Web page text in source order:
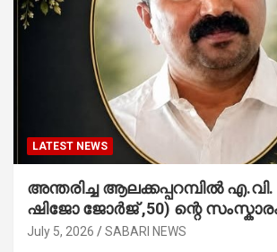
LATEST NEWS
അന്തരിച്ച ആ​ല​ക്ക​പ്പ​റമ്പിൽ​
ഷിജോ ജോർജ് ,50) ന്റെ
July 5, 2026 SABARI NEWS